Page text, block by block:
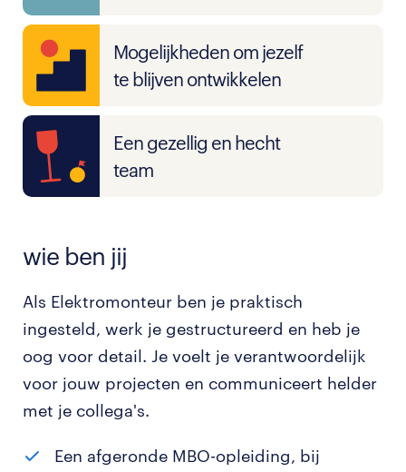
Mogelijkheden om jezelf
te blijven ontwikkelen
Een gezellig en hecht
team
wie ben jij
Als Elektromonteur ben je praktisch
ingesteld, werk je gestructureerd en heb je
oog voor detail. Je voelt je verantwoordelijk
voor jouw projecten en communiceert helder
met je collega's.
Een afgeronde MBO-opleiding, bij